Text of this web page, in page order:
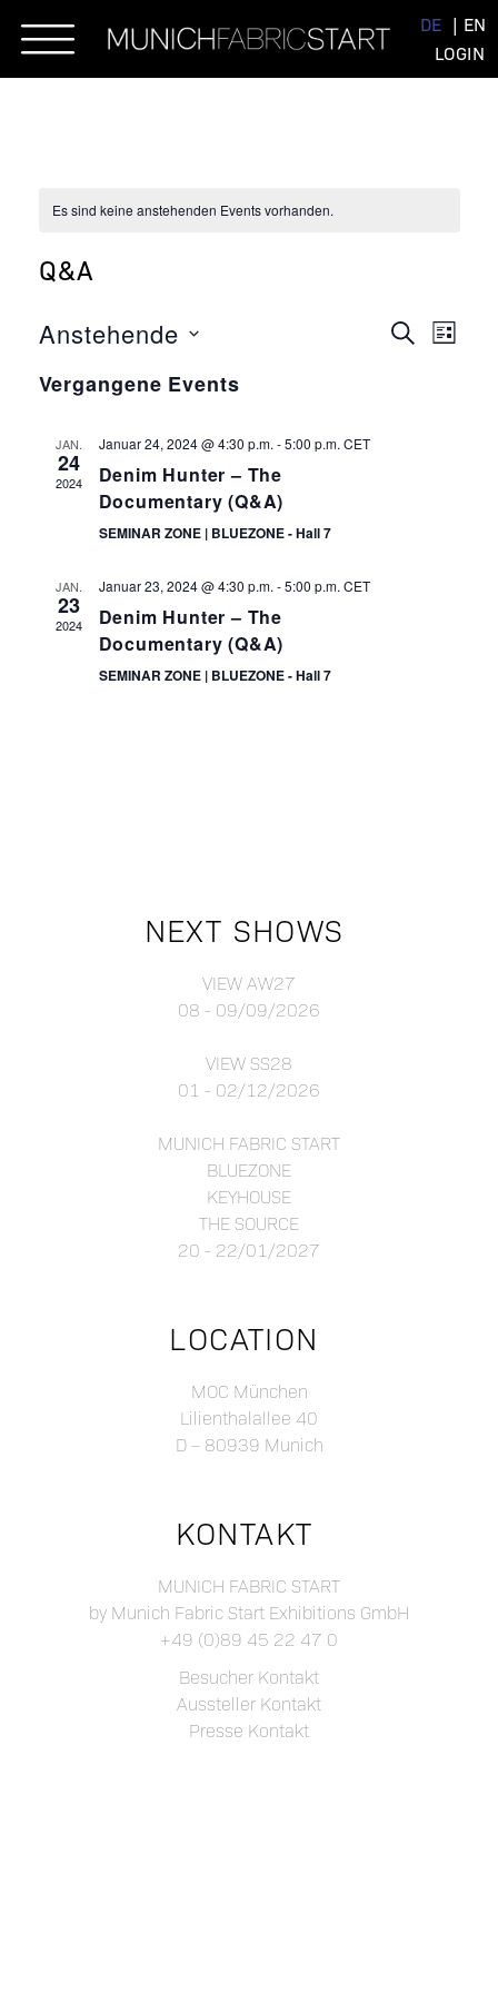
DE
EN
LOGIN
Es sind keine anstehenden Events vorhanden.
Q&A
SUCHELISTE
Anstehende
wählen.
Vergangene Events
JAN.
24
2024
Januar 24, 2024 @ 4:30 p.m. -5:00 p.m. CET
Denim Hunter – The
Documentary (Q&A)
SEMINAR ZONE | BLUEZONE - Hall 7
JAN.
23
2024
Januar 23, 2024 @ 4:30 p.m. -5:00 p.m. CET
Denim Hunter – The
Documentary (Q&A)
SEMINAR ZONE | BLUEZONE - Hall 7
NEXT SHOWS
VIEW AW27
08 - 09/09/2026
VIEW SS28
01 - 02/12/2026
MUNICH FABRIC START
BLUEZONE
KEYHOUSE
THE SOURCE
20 - 22/01/2027
LOCATION
MOC München
Lilienthalallee 40
D – 80939 Munich
KONTAKT
MUNICH FABRIC START
by Munich Fabric Start Exhibitions GmbH
+49 (0)89 45 22 47 0
Besucher Kontakt
Aussteller Kontakt
Presse Kontakt